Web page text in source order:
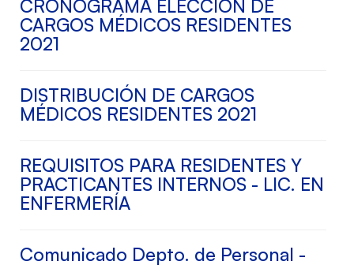
CRONOGRAMA ELECCIÓN DE
CARGOS MÉDICOS RESIDENTES
2021
DISTRIBUCIÓN DE CARGOS
MÉDICOS RESIDENTES 2021
REQUISITOS PARA RESIDENTES Y
PRACTICANTES INTERNOS - LIC. EN
ENFERMERÍA
Comunicado Depto. de Personal -